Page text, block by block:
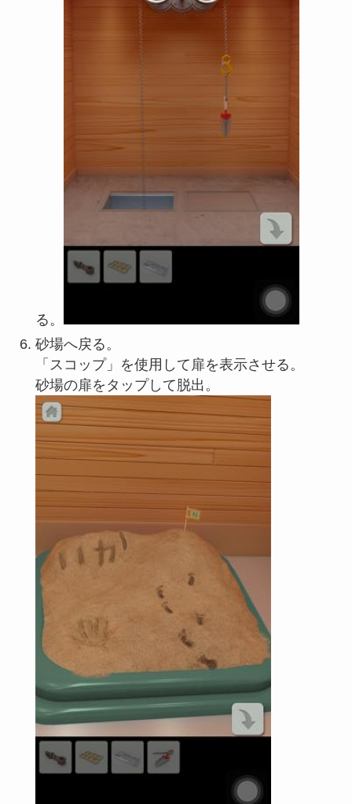
る。
砂場へ戻る。
「スコップ」を使用して扉を表示させる。
砂場の扉をタップして脱出。